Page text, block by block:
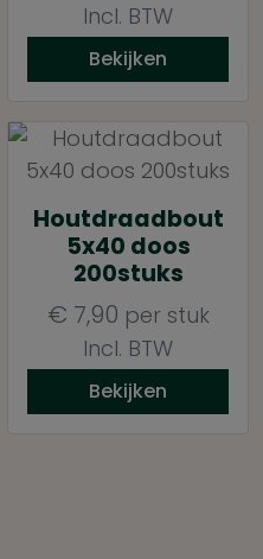
Incl. BTW
Bekijken
Houtdraadbout
5x40 doos
200stuks
€ 7,90 per stuk
Incl. BTW
Bekijken